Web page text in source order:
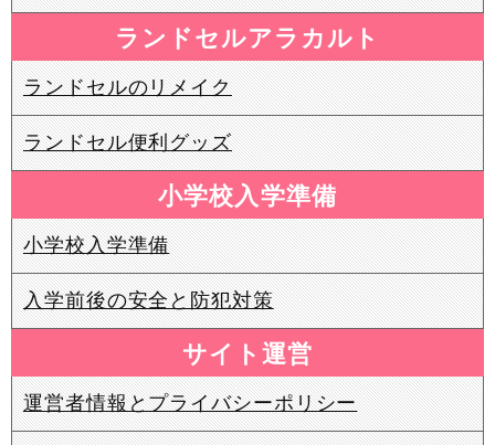
ランドセルアラカルト
ランドセルのリメイク
ランドセル便利グッズ
小学校入学準備
小学校入学準備
入学前後の安全と防犯対策
サイト運営
運営者情報とプライバシーポリシー